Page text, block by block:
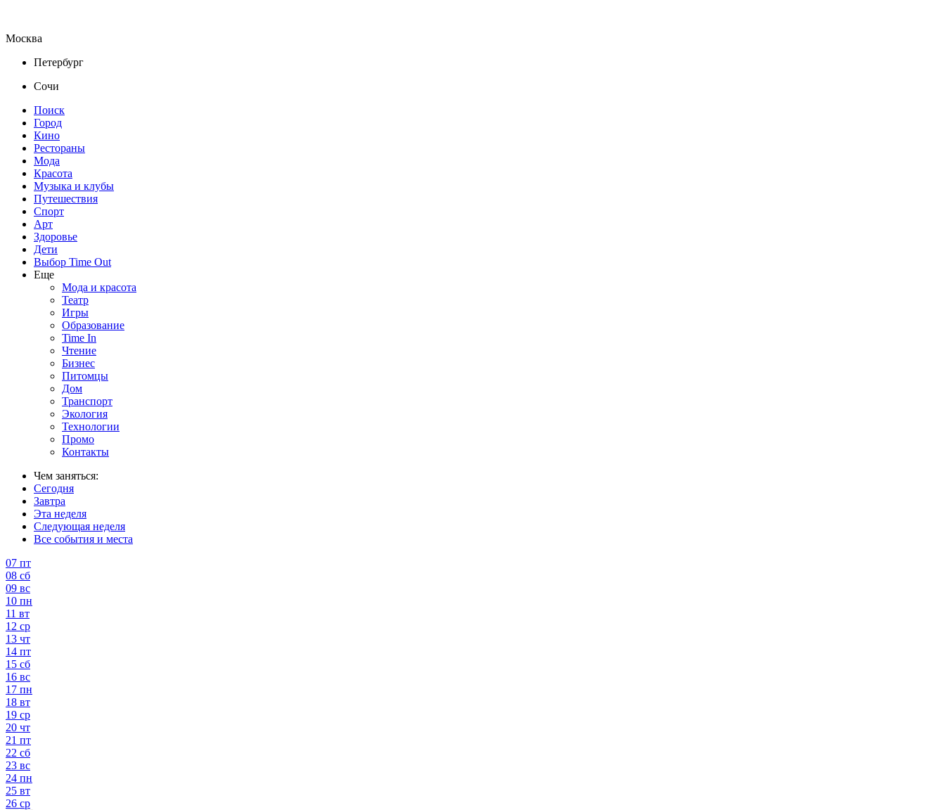
Москва
Петербург
Сочи
Поиск
Город
Кино
Рестораны
Мода
Красота
Музыка и клубы
Путешествия
Спорт
Арт
Здоровье
Дети
Выбор Time Out
Еще
Мода и красота
Театр
Игры
Образование
Time In
Чтение
Бизнес
Питомцы
Дом
Транспорт
Экология
Технологии
Промо
Контакты
Чем заняться:
Сегодня
Завтра
Эта неделя
Следующая неделя
Все события и места
07 пт
08 сб
09 вс
10 пн
11 вт
12 ср
13 чт
14 пт
15 сб
16 вс
17 пн
18 вт
19 ср
20 чт
21 пт
22 сб
23 вс
24 пн
25 вт
26 ср